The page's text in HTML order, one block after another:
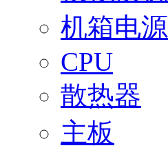
机箱电源
CPU
散热器
主板